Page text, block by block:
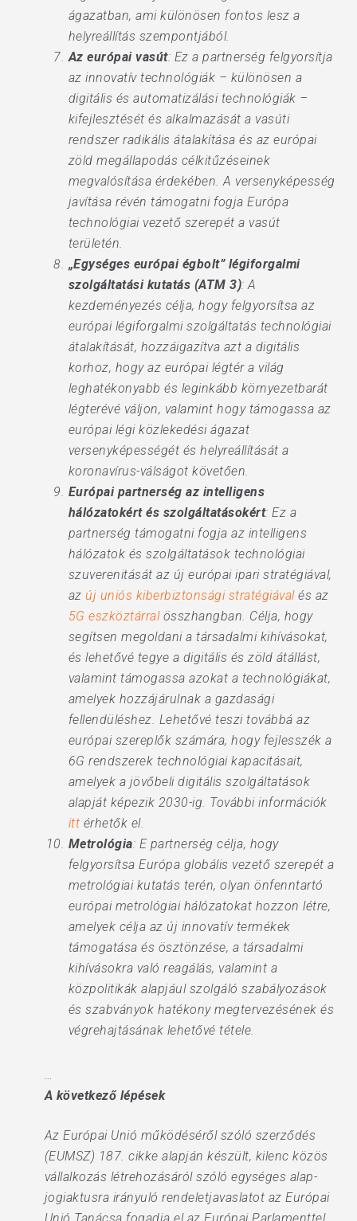
ágazatban, ami különösen fontos lesz a
helyreállítás szempontjából.
Az európai vasút: Ez a partnerség felgyorsítja
az innovatív technológiák – különösen a
digitális és automatizálási technológiák –
kifejlesztését és alkalmazását a vasúti
rendszer radikális átalakítása és az európai
zöld megállapodás célkitűzéseinek
megvalósítása érdekében. A versenyképesség
javítása révén támogatni fogja Európa
technológiai vezető szerepét a vasút
területén.
„Egységes európai égbolt” légiforgalmi
szolgáltatási kutatás (ATM 3): A
kezdeményezés célja, hogy felgyorsítsa az
európai légiforgalmi szolgáltatás technológiai
átalakítását, hozzáigazítva azt a digitális
korhoz, hogy az európai légtér a világ
leghatékonyabb és leginkább környezetbarát
légterévé váljon, valamint hogy támogassa az
európai légi közlekedési ágazat
versenyképességét és helyreállítását a
koronavírus-válságot követően.
Európai partnerség az intelligens
hálózatokért és szolgáltatásokért: Ez a
partnerség támogatni fogja az intelligens
hálózatok és szolgáltatások technológiai
szuverenitását az új európai ipari stratégiával,
azúj uniós kiberbiztonsági stratégiávalés az
5G eszköztárralösszhangban. Célja, hogy
segítsen megoldani a társadalmi kihívásokat,
és lehetővé tegye a digitális és zöld átállást,
valamint támogassa azokat a technológiákat,
amelyek hozzájárulnak a gazdasági
fellendüléshez. Lehetővé teszi továbbá az
európai szereplők számára, hogy fejlesszék a
6G rendszerek technológiai kapacitásait,
amelyek a jövőbeli digitális szolgáltatások
alapját képezik 2030-ig. További információk
itt érhetők el.
Metrológia: E partnerség célja, hogy
felgyorsítsa Európa globális vezető szerepét a
metrológiai kutatás terén, olyan önfenntartó
európai metrológiai hálózatokat hozzon létre,
amelyek célja az új innovatív termékek
támogatása és ösztönzése, a társadalmi
kihívásokra való reagálás, valamint a
közpolitikák alapjául szolgáló szabályozások
és szabványok hatékony megtervezésének és
végrehajtásának lehetővé tétele.
…
A következő lépések
Az Európai Unió működéséről szóló szerződés
(EUMSZ) 187. cikke alapján készült, kilenc közös
vállalkozás létrehozásáról szóló egységes alap-
jogiaktusra irányuló rendeletjavaslatot az Európai